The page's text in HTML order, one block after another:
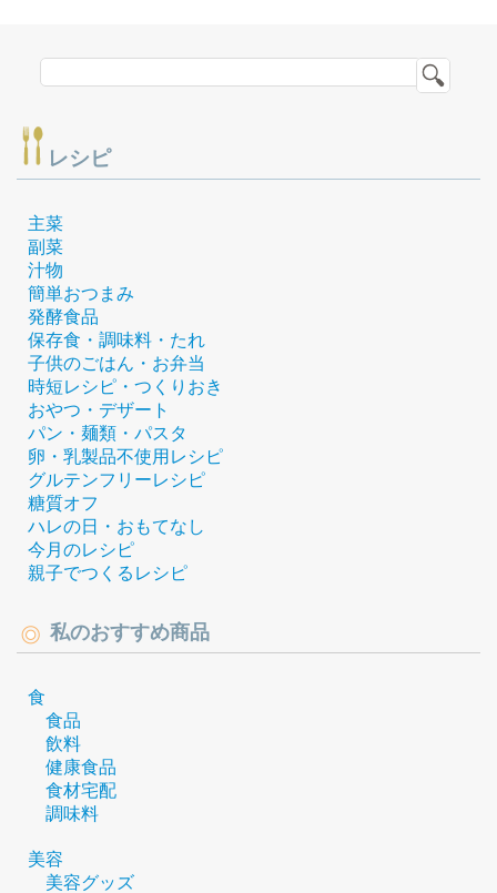
レシピ
主菜
副菜
汁物
簡単おつまみ
発酵食品
保存食・調味料・たれ
子供のごはん・お弁当
時短レシピ・つくりおき
おやつ・デザート
パン・麺類・パスタ
卵・乳製品不使用レシピ
グルテンフリーレシピ
糖質オフ
ハレの日・おもてなし
今月のレシピ
親子でつくるレシピ
私のおすすめ商品
食
食品
飲料
健康食品
食材宅配
調味料
美容
美容グッズ